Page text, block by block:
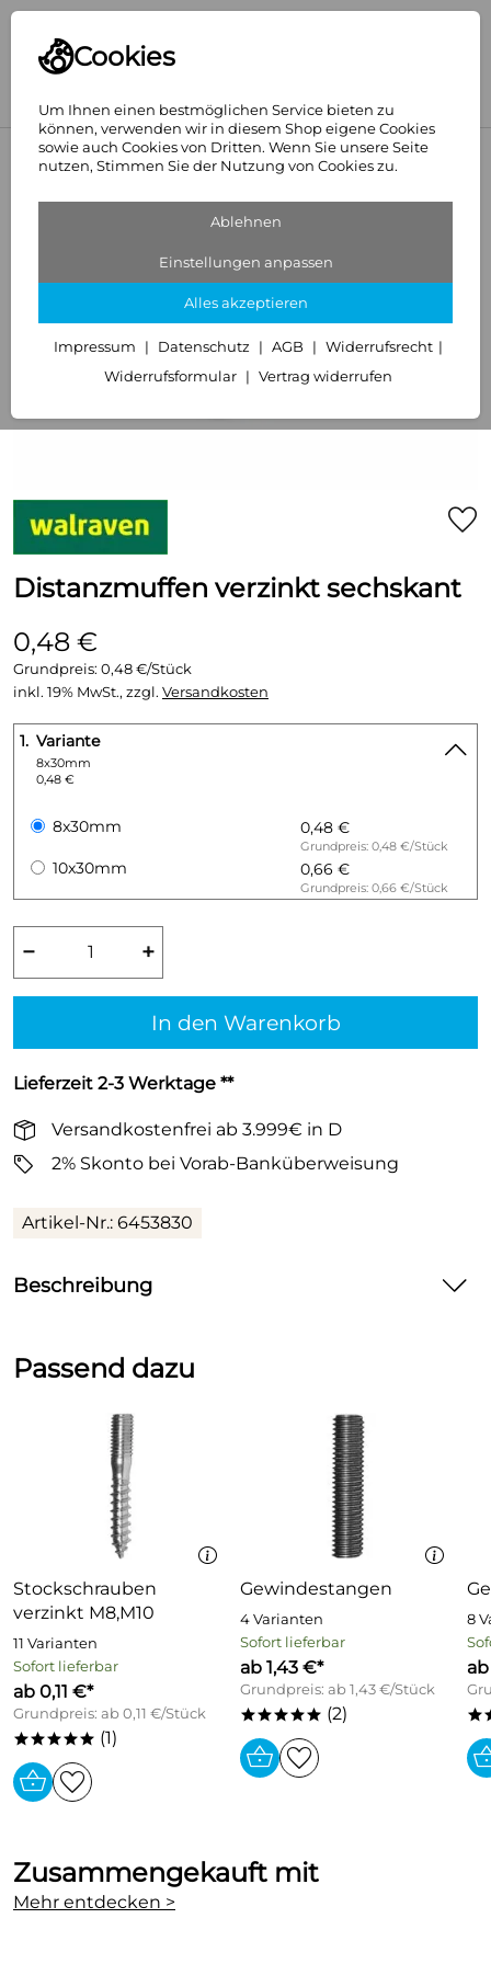
Cookies
Um Ihnen einen bestmöglichen Service bieten zu
können, verwenden wir in diesem Shop eigene Cookies
sowie auch Cookies von Dritten. Wenn Sie unsere Seite
nutzen, Stimmen Sie der Nutzung von Cookies zu.
Ablehnen
Einstellungen anpassen
Alles akzeptieren
Impressum Datenschutz AGB
Widerrufsrecht
Widerrufsformular
Vertrag widerrufen
Walraven GmbH
Distanzmuffen verzinkt sechskant
0,48 €
Grundpreis: 0,48 €/Stück
inkl. 19% MwSt., zzgl. Versandkosten
1. Variante
8x30mm
0,48 €
8x30mm 0,48 €
Grundpreis: 0,48 €/Stück
10x30mm 0,66 €
Grundpreis: 0,66 €/Stück
− +
In den Warenkorb
Lieferzeit 2-3 Werktage **
Versandkostenfrei ab 3.999€ in D
2% Skonto bei Vorab-Banküberweisung
Artikel-Nr.: 6453830
Beschreibung
M6
Passend dazu
Stockschrauben
verzinkt M8,M10
11 Varianten
Sofort lieferbar
ab 0,11 €*
Grundpreis: ab 0,11 €/Stück
***** (1)
Gewindestangen
4 Varianten
Sofort lieferbar
ab 1,43 €*
Grundpreis: ab 1,43 €/Stück
***** (2)
8
Zusammengekauft mit
Mehr entdecken >